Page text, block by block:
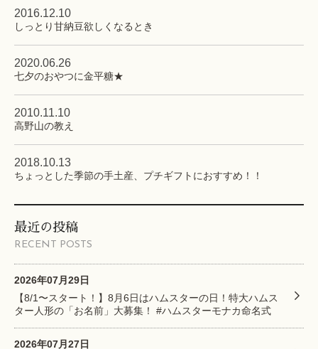
最近の投稿
RECENT POSTS
2026年07月29日
【8/1〜スタート！】8月6日はハムスターの日！特大ハムス
ター人形の「お名前」大募集！ #ハムスターモナカ命名式
2026年07月27日
2016.12.10
しっとり甘納豆欲しくなるとき
2020.06.26
七夕のおやつに金平糖★
2010.11.10
高野山の教え
2018.10.13
ちょっとした季節の手土産、プチギフトにおすすめ！！